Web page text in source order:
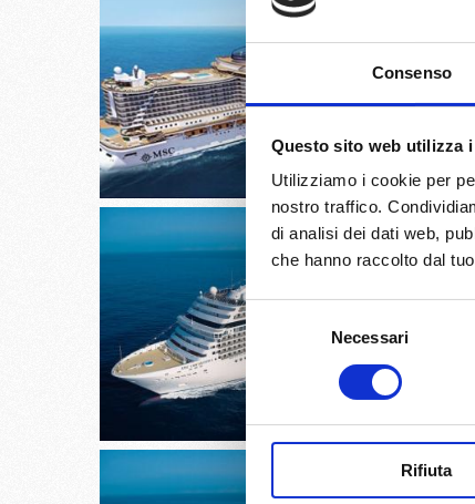
Consenso
Questo sito web utilizza
Utilizziamo i cookie per
nostro traffico.
di analisi dei dati web,
che hanno raccolto dal
Selezione
del
consenso
Necessari
Rifiuta
Abu